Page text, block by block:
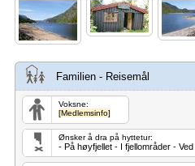
Familien - Reisemål
Voksne:
[Medlemsinfo]
Ønsker å dra på hyttetur:
- På høyfjellet - I fjellområder -